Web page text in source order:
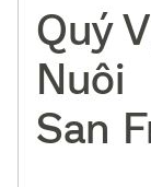
Quý
Nuôi
San